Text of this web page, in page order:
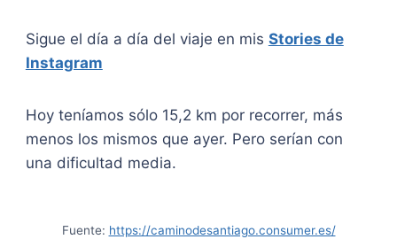
Sigue el día a día del viaje en mis Stories de
Instagram
Hoy teníamos sólo 15,2 km por recorrer, más
menos los mismos que ayer. Pero serían con
una dificultad media.
Fuente: https://caminodesantiago.consumer.es/